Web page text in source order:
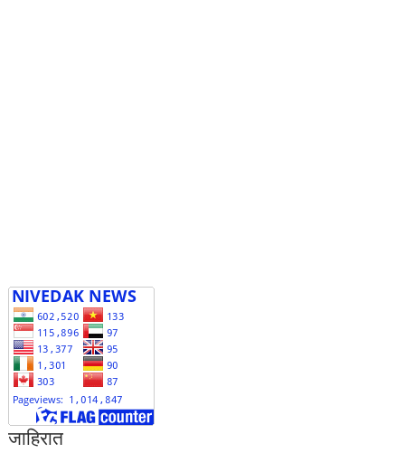
जाहिरात